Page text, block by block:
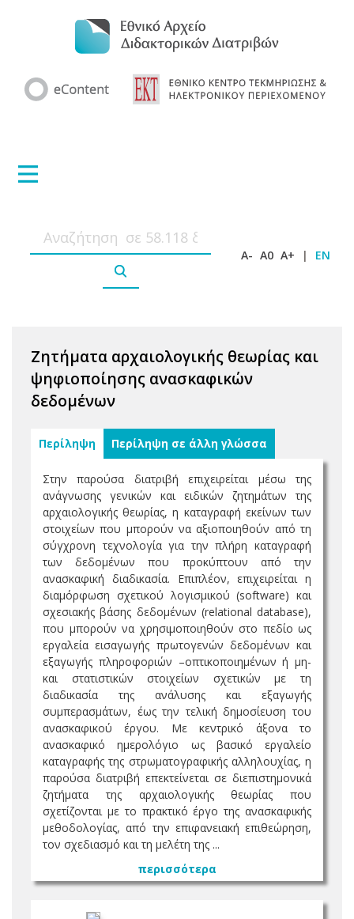
A- A0 A+ | EN
Ζητήματα αρχαιολογικής θεωρίας και
ψηφιοποίησης ανασκαφικών
δεδομένων
Περίληψη Περίληψη σε άλλη γλώσσα
Στην παρούσα διατριβή επιχειρείται μέσω της
ανάγνωσης γενικών και ειδικών ζητημάτων της
αρχαιολογικής θεωρίας, η καταγραφή εκείνων των
στοιχείων που μπορούν να αξιοποιηθούν από τη
σύγχρονη τεχνολογία για την πλήρη καταγραφή
των δεδομένων που προκύπτουν από την
ανασκαφική διαδικασία. Επιπλέον, επιχειρείται η
διαμόρφωση σχετικού λογισμικού (software) και
σχεσιακής βάσης δεδομένων (relational database),
που μπορούν να χρησιμοποιηθούν στο πεδίο ως
εργαλεία εισαγωγής πρωτογενών δεδομένων και
εξαγωγής πληροφοριών –οπτικοποιημένων ή μη-
και στατιστικών στοιχείων σχετικών με τη
διαδικασία της ανάλυσης και εξαγωγής
συμπερασμάτων, έως την τελική δημοσίευση του
ανασκαφικού έργου. Με κεντρικό άξονα το
ανασκαφικό ημερολόγιο ως βασικό εργαλείο
καταγραφής της στρωματογραφικής αλληλουχίας, η
παρούσα διατριβή επεκτείνεται σε διεπιστημονικά
ζητήματα της αρχαιολογικής θεωρίας που
σχετίζονται με το πρακτικό έργο της ανασκαφικής
μεθοδολογίας, από την επιφανειακή επιθεώρηση,
τον σχεδιασμό και τη μελέτη της ...
περισσότερα